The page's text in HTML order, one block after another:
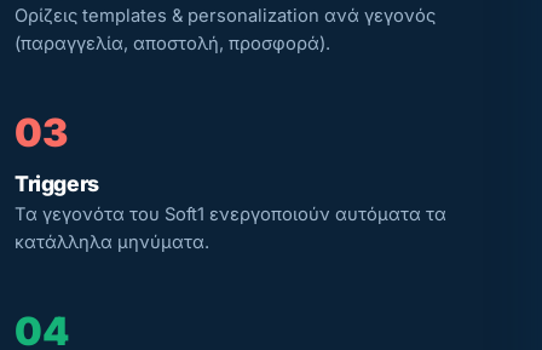
Ορίζεις templates & personalization ανά γεγονός
(παραγγελία, αποστολή, προσφορά).
03
Triggers
Τα γεγονότα του Soft1 ενεργοποιούν αυτόματα τα
κατάλληλα μηνύματα.
04